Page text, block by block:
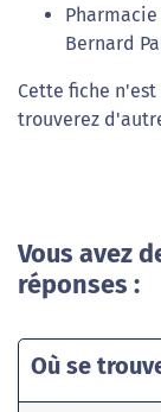
Bernard
Cette fiche
trouverez
Vous avez
réponses :
Où se